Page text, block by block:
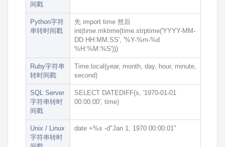
间戳
Python字符
串转时间戳
先 import time 然后
int(time.mktime(time.strptime('YYYY-MM-
DD HH:MM:SS', '%Y-%m-%d
%H:%M:%S')))
Ruby字符串
转时间戳
Time.local(year, month, day, hour, minute,
second)
SQL Server
字符串转时
间戳
SELECT DATEDIFF(s, '1970-01-01
00:00:00', time)
Unix / Linux
字符串转时
date +%s -d"Jan 1, 1970 00:00:01"